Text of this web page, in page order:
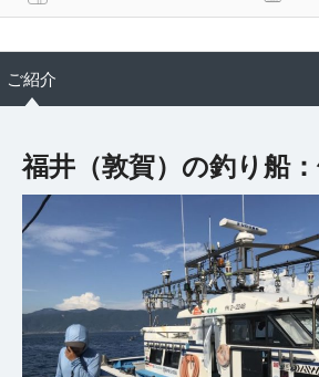
ご紹介
福井（敦賀）の釣り船